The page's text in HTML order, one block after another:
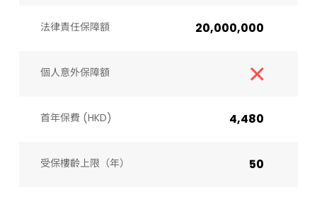
法律責任保障額 20,000,000
個人意外保障額
首年保費 (HKD) 4,480
受保樓齡上限（年）​ 50